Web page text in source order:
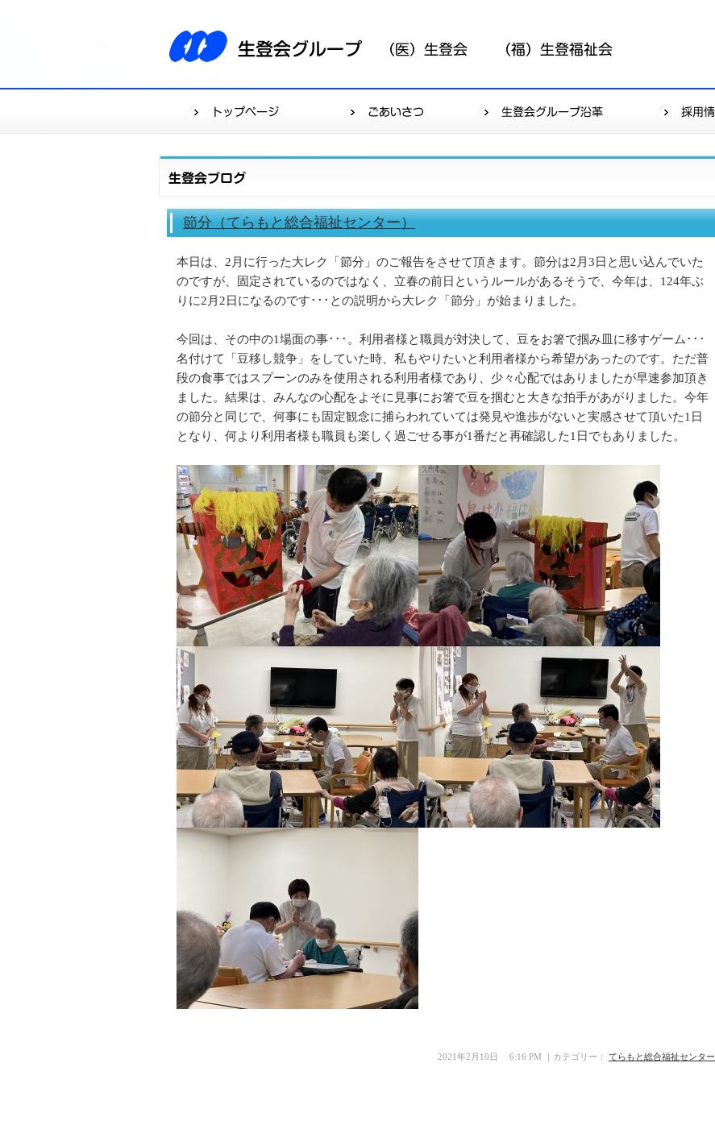
節分（てらもと総合福祉センター）
本日は、2月に行った大レク「節分」のご報告をさせて頂きます。節分は2月3日と思い込んでいた
のですが、固定されているのではなく、立春の前日というルールがあるそうで、今年は、124年ぶ
りに2月2日になるのです･･･との説明から大レク「節分」が始まりました。
今回は、その中の1場面の事･･･。利用者様と職員が対決して、豆をお箸で掴み皿に移すゲーム･･･
名付けて「豆移し競争」をしていた時、私もやりたいと利用者様から希望があったのです。ただ普
段の食事ではスプーンのみを使用される利用者様であり、少々心配ではありましたが早速参加頂き
ました。結果は、みんなの心配をよそに見事にお箸で豆を掴むと大きな拍手があがりました。今年
の節分と同じで、何事にも固定観念に捕らわれていては発見や進歩がないと実感させて頂いた1日
となり、何より利用者様も職員も楽しく過ごせる事が1番だと再確認した1日でもありました。
2021年2月10日 6:16 PM ｜カテゴリー： てらもと総合福祉センター